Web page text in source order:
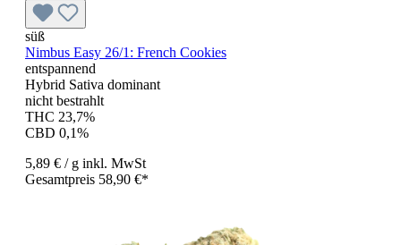
süß
Nimbus Easy 26/1: French Cookies
entspannend
Hybrid Sativa dominant
nicht bestrahlt
THC 23,7%
CBD 0,1%
5,89 € / g inkl. MwSt
Gesamtpreis 58,90 €*